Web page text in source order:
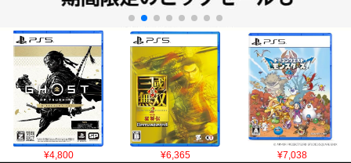
¥4,800 ¥6,365 ¥7,038